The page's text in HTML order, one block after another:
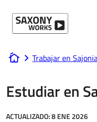
www.saxony-works.com
Trabajar en
Estudiar en
ACTUALIZADO:8 ENE 2026